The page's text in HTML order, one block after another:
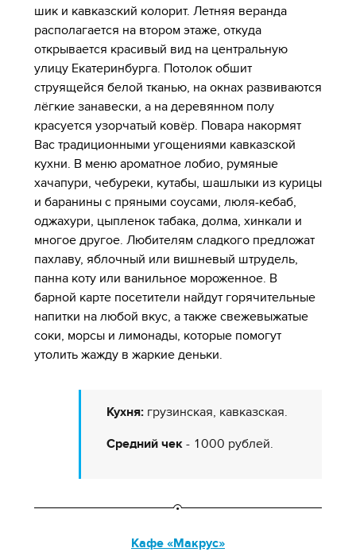
шик и кавказский колорит. Летняя веранда
располагается на втором этаже, откуда
открывается красивый вид на центральную
улицу Екатеринбурга. Потолок обшит
струящейся белой тканью, на окнах развиваются
лёгкие занавески, а на деревянном полу
красуется узорчатый ковёр. Повара накормят
Вас традиционными угощениями кавказской
кухни. В меню ароматное лобио, румяные
хачапури, чебуреки, кутабы, шашлыки из курицы
и баранины с пряными соусами, люля-кебаб,
оджахури, цыпленок табака, долма, хинкали и
многое другое. Любителям сладкого предложат
пахлаву, яблочный или вишневый штрудель,
панна коту или ванильное мороженное. В
барной карте посетители найдут горячительные
напитки на любой вкус, а также свежевыжатые
соки, морсы и лимонады, которые помогут
утолить жажду в жаркие деньки.
Кухня: грузинская, кавказская.
Средний чек - 1000 рублей.
Кафе «Макрус»